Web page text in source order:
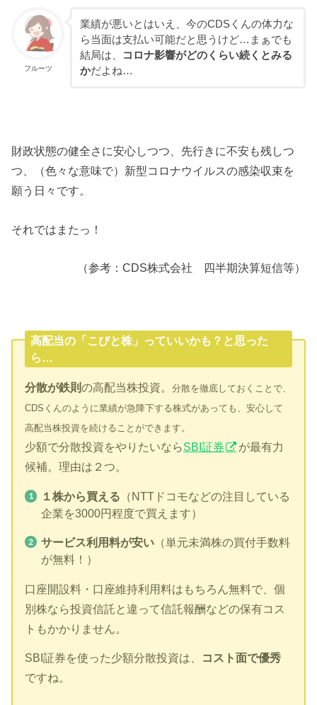
フルーツ
業績が悪いとはいえ、今のCDSくんの体力な
ら当面は支払い可能だと思うけど…まぁでも
結局は、
コロナ影響がどのくらい続くとみる
かだよね…
財政状態の健全さに安心しつつ、先行きに不安も残しつ
つ、（色々な意味で）新型コロナウイルスの感染収束を
願う日々です。
それではまたっ！
（参考：CDS株式会社 四半期決算短信等）
高配当の「こびと株」っていいかも？と思った
ら…
分散が鉄則の高配当株投資。分散を徹底しておくことで、
CDSくんのように業績が急降下する株式があっても、安心して
高配当株投資を続けることができます。
少額で分散投資をやりたいならSBI証券
が最有力
候補。理由は２つ。
１株から買える （NTTドコモなどの注目している
企業を3000円程度で買えます）
サービス利用料が安い （単元未満株の買付手数料
が無料！）
口座開設料・口座維持利用料はもちろん無料で、個
別株なら投資信託と違って信託報酬などの保有コス
トもかかりません。
SBI証券を使った少額分散投資は、
コスト面で優秀
ですね。